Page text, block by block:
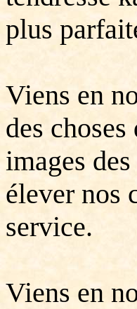
plus
Viens en
des
images
élever nos
service.
Viens en